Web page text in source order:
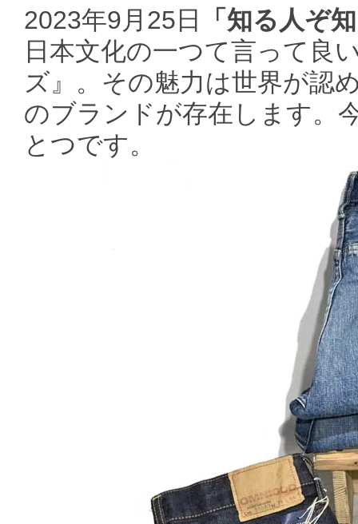
2023年9月25日
「知る人ぞ
日本文化の一つて言って良
ズ』。その魅力は世界が認
のブランドが存在します。
とつです。